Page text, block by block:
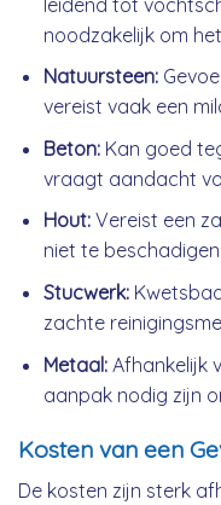
noodzakelijk om
Natuursteen:
vereist vaak een
Beton:Kan goed
vraagt aandacht
Hout:Vereist een
niet te beschadigen.
Stucwerk:
zachte
Metaal:Afhankelijk
aanpak nodig zijn
Kosten van een
De kosten zijn sterk